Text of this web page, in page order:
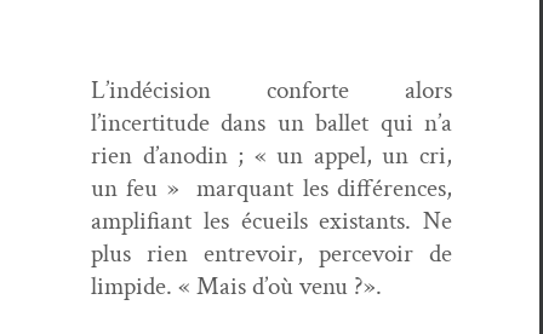
L’indécision con­forte alors
l’incertitude dans un bal­let qui n’a
rien d’anodin ; « un appel, un cri,
un feu » mar­quant les dif­férences,
ampli­fi­ant les écueils exis­tants. Ne
plus rien entrevoir, percevoir de
limpi­de. « Mais d’où venu ?».